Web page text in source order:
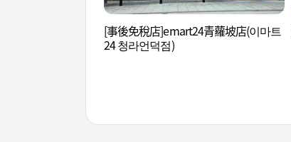
[事後免稅店]emart24青蘿坡店(이마트
24 청라언덕점)